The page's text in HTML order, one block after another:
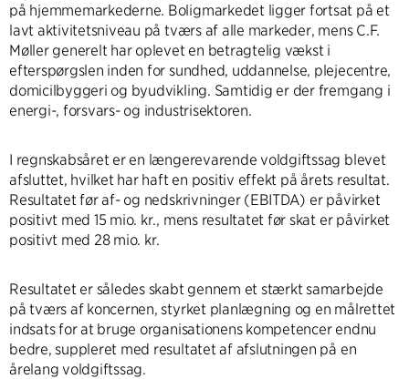
på hjemmemarkederne. Boligmarkedet ligger fortsat på et
lavt aktivitetsniveau på tværs af alle markeder, mens C.F.
Møller generelt har oplevet en betragtelig vækst i
efterspørgslen inden for sundhed, uddannelse, plejecentre,
domicilbyggeri og byudvikling. Samtidig er der fremgang i
energi-, forsvars- og industrisektoren.
I regnskabsåret er en længerevarende voldgiftssag blevet
afsluttet, hvilket har haft en positiv effekt på årets resultat.
Resultatet før af- og nedskrivninger (EBITDA) er påvirket
positivt med 15 mio. kr., mens resultatet før skat er påvirket
positivt med 28 mio. kr.
Resultatet er således skabt gennem et stærkt samarbejde
på tværs af koncernen, styrket planlægning og en målrettet
indsats for at bruge organisationens kompetencer endnu
bedre, suppleret med resultatet af afslutningen på en
årelang voldgiftssag.